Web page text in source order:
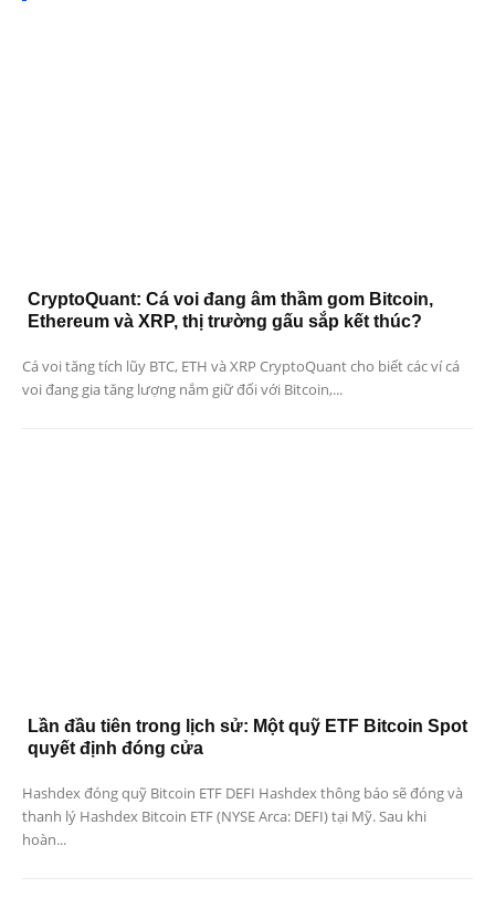
CryptoQuant: Cá voi đang âm thầm gom Bitcoin,
Ethereum và XRP, thị trường gấu sắp kết thúc?
Cá voi tăng tích lũy BTC, ETH và XRP CryptoQuant cho biết các ví cá
voi đang gia tăng lượng nắm giữ đối với Bitcoin,...
Lần đầu tiên trong lịch sử: Một quỹ ETF Bitcoin Spot
quyết định đóng cửa
Hashdex đóng quỹ Bitcoin ETF DEFI Hashdex thông báo sẽ đóng và
thanh lý Hashdex Bitcoin ETF (NYSE Arca: DEFI) tại Mỹ. Sau khi
hoàn...